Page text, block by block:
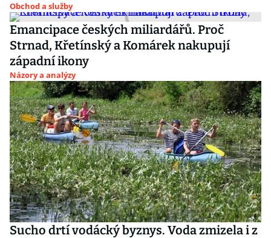
Obchod a služby
Emancipace českých miliardářů. Proč
Strnad, Křetínský a Komárek nakupují
západní ikony
Názory a analýzy
Sucho drtí vodácký byznys. Voda zmizela i z